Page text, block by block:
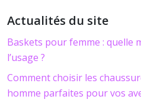
Actualités du site
Baskets pour femme : quelle
l’usage ?
Comment choisir les
homme parfaites pour vos